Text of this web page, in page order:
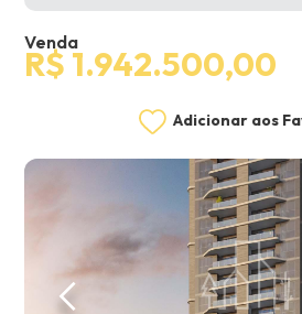
Venda
R$ 1.942.500,00
Adicionar aos